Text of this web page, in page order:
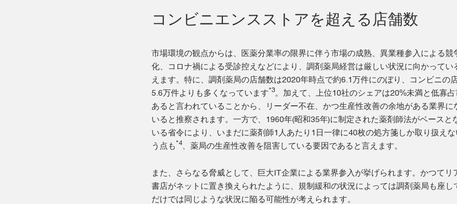
コンビニエンスストアを超える店舗数
市場環境の観点からは、医薬分業率の限界に伴う市場の成熟、異業種参入による競
化、コロナ禍による受診控えなどにより、調剤薬局経営は厳しい状況に向かってい
えます。特に、調剤薬局の店舗数は2020年時点で約6.1万件にのぼり、コンビニの
5.6万件よりも多くなっています*3。加えて、上位10社のシェアは20%未満と低寡
あると言われていることから、リーダー不在、かつ生産性改善の余地がある業界に
いると推察されます。一方で、1960年(昭和35年)に制定された薬剤師法がベースと
いる省令により、いまだに薬剤師1人あたり1日一律に40枚の処方箋しか取り扱えな
う点も*4、薬局の生産性改善を阻害している要因であると言えます。
また、さらなる脅威として、巨大IT企業による業界参入が挙げられます。かつてリ
書店がネットに置き換えられたように、規制緩和の状況によっては調剤薬局も座し
だけでは同じような状況に陥る可能性が考えられます。